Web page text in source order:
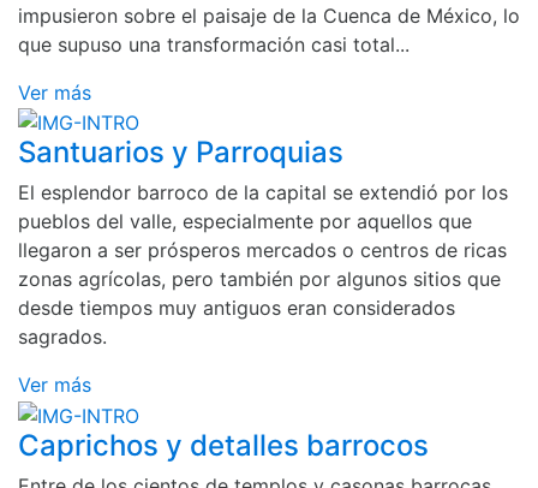
impusieron sobre el paisaje de la Cuenca de México, lo
que supuso una transformación casi total...
Ver más
Santuarios y Parroquias
El esplendor barroco de la capital se extendió por los
pueblos del valle, especialmente por aquellos que
llegaron a ser prósperos mercados o centros de ricas
zonas agrícolas, pero también por algunos sitios que
desde tiempos muy antiguos eran considerados
sagrados.
Ver más
Caprichos y detalles barrocos